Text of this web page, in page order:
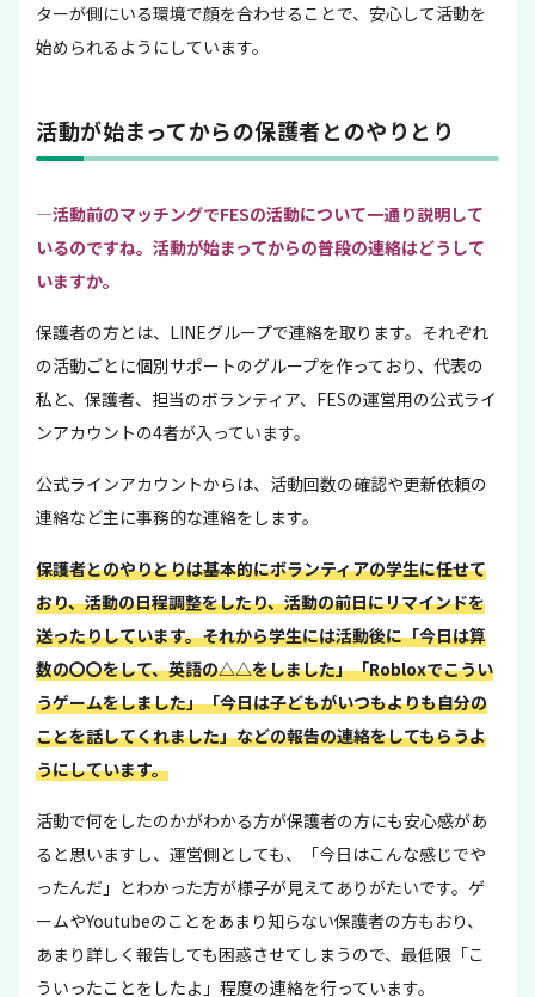
ターが側にいる環境で顔を合わせることで、安心して活動を
始められるようにしています。
活動が始まってからの保護者とのやりとり
—活動前のマッチングでFESの活動について一通り説明して
いるのですね。活動が始まってからの普段の連絡はどうして
いますか。
保護者の方とは、LINEグループで連絡を取ります。それぞれ
の活動ごとに個別サポートのグループを作っており、代表の
私と、保護者、担当のボランティア、FESの運営用の公式ライ
ンアカウントの4者が入っています。
公式ラインアカウントからは、活動回数の確認や更新依頼の
連絡など主に事務的な連絡をします。
保護者とのやりとりは基本的にボランティアの学生に任せて
おり、活動の日程調整をしたり、活動の前日にリマインドを
送ったりしています。それから学生には活動後に「今日は算
数の〇〇をして、英語の△△をしました」「Robloxでこうい
うゲームをしました」「今日は子どもがいつもよりも自分の
ことを話してくれました」などの報告の連絡をしてもらうよ
うにしています。
活動で何をしたのかがわかる方が保護者の方にも安心感があ
ると思いますし、運営側としても、「今日はこんな感じでや
ったんだ」とわかった方が様子が見えてありがたいです。ゲ
ームやYoutubeのことをあまり知らない保護者の方もおり、
あまり詳しく報告しても困惑させてしまうので、最低限「こ
ういったことをしたよ」程度の連絡を行っています。